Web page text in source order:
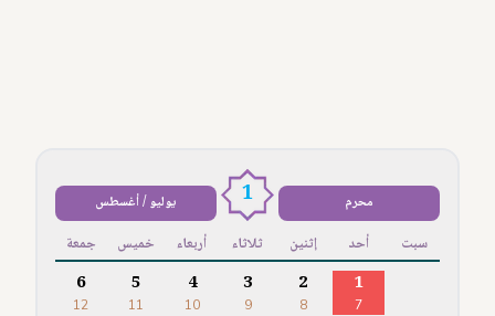
محرم 1 يوليو / أغسطس
سبت أحد إثنين ثلاثاء أربعاء خميس جمعة
1
7
2
8
3
9
4
10
5
11
6
12